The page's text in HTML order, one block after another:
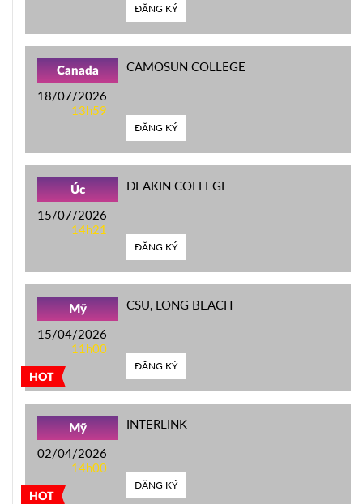
ĐĂNG KÝ
Canada
18/07/2026
13h59
CAMOSUN COLLEGE
ĐĂNG KÝ
Úc
15/07/2026
14h21
DEAKIN COLLEGE
ĐĂNG KÝ
HOT
Mỹ
15/04/2026
11h00
CSU, LONG BEACH
ĐĂNG KÝ
HOT
Mỹ
02/04/2026
14h00
INTERLINK
ĐĂNG KÝ